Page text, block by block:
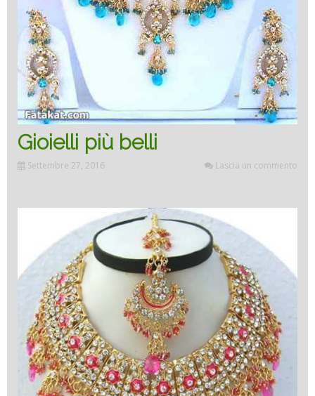
Gioielli più belli
Settembre 27, 2016 Lascia un commento